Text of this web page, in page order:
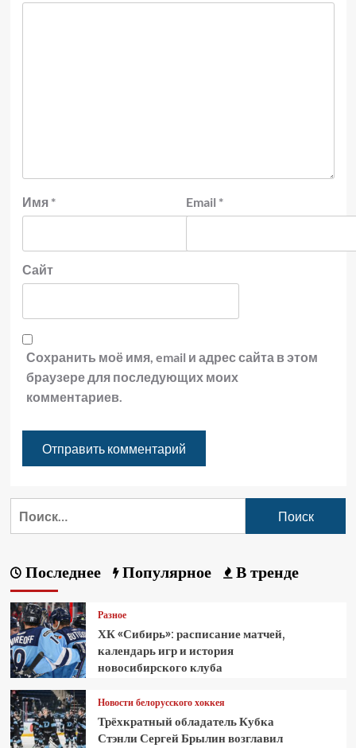
Имя * Email *
Сайт
Сохранить моё имя, email и адрес сайта в этом
браузере для последующих моих
комментариев.
Последнее Популярное В тренде
Разное
ХК «Сибирь»: расписание матчей,
календарь игр и история
новосибирского клуба
Новости белорусского хоккея
Трёхкратный обладатель Кубка
Стэнли Сергей Брылин возглавил